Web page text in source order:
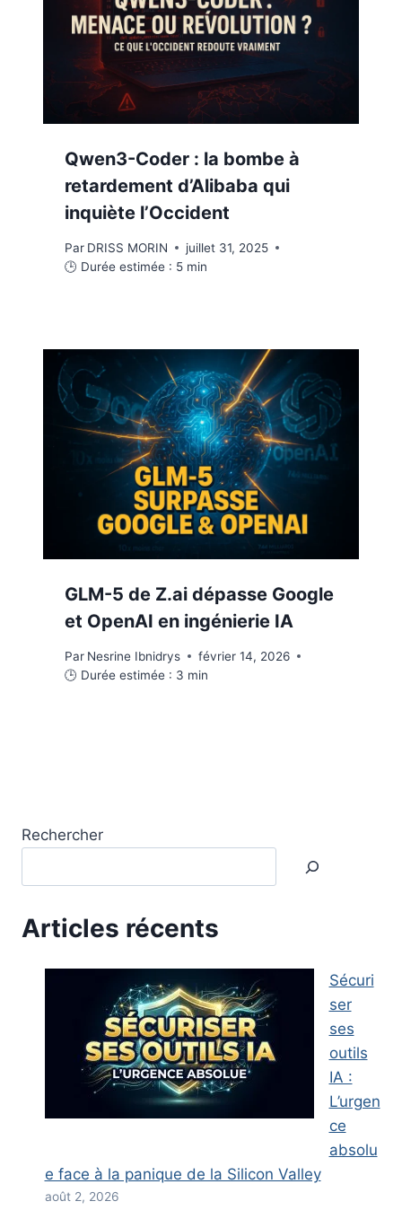
Qwen3-Coder : la bombe à
retardement d’Alibaba qui
inquiète l’Occident
Par DRISS MORIN
juillet 31, 2025
🕒 Durée estimée : 5 min
GLM-5 de Z.ai dépasse Google
et OpenAI en ingénierie IA
Par Nesrine Ibnidrys
février 14, 2026
🕒 Durée estimée : 3 min
Rechercher
Articles récents
Sécuri
ser
ses
outils
IA :
L’urgen
ce
absolu
e face à la panique de la Silicon Valley
août 2, 2026